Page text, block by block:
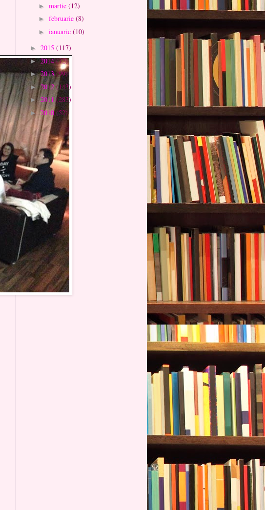
► martie (12)
► februarie (8)
► ianuarie (10)
► 2015 (117)
►2014(72)
►2013(99)
►2012(143)
►2011(283)
►2010(52)